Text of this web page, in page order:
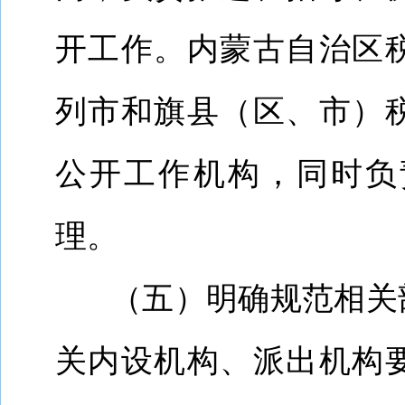
开工作。 内蒙古自治区
列市和旗县（区、市）
公开工作机构，同时
理。
（五）明确规范相
关内设机构、派出机构